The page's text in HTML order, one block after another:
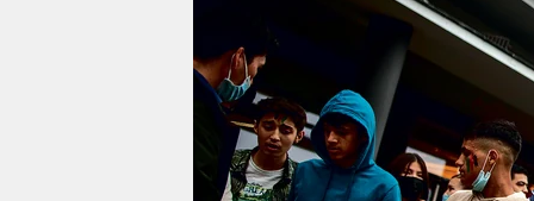
wahrheit
verlag
verlag
veranstaltungen